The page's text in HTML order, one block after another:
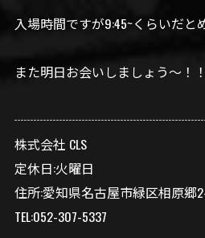
入場時間ですが9:45~くらいだと
また明日お会いしましょう〜！
株式会社 CLS
定休日:火曜日
住所:愛知県名古屋市緑区相原郷
TEL:052-307-5337